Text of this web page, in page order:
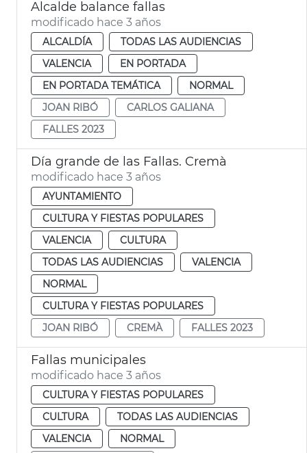
Alcalde balance fallas
modificado hace 3 años
ALCALDÍA
TODAS LAS AUDIENCIAS
VALENCIA
EN PORTADA
EN PORTADA TEMÁTICA
NORMAL
JOAN RIBÓ
CARLOS GALIANA
FALLES 2023
Día grande de las Fallas. Cremà
modificado hace 3 años
AYUNTAMIENTO
CULTURA Y FIESTAS POPULARES
VALENCIA
CULTURA
TODAS LAS AUDIENCIAS
VALENCIA
NORMAL
CULTURA Y FIESTAS POPULARES
JOAN RIBÓ
CREMÀ FALLES 2023
Fallas municipales
modificado hace 3 años
CULTURA Y FIESTAS POPULARES
CULTURA
TODAS LAS AUDIENCIAS
VALENCIA
NORMAL